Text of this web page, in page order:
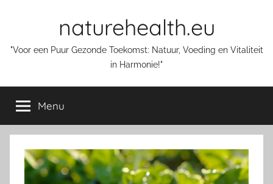
naturehealth.eu
"Voor een Puur Gezonde Toekomst: Natuur, Voeding en Vitaliteit
in Harmonie!"
Menu